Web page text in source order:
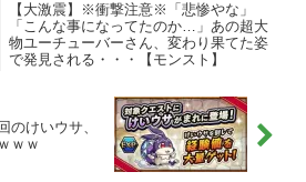
【大激震】※衝撃注意※「悲惨やな」
「こんな事になってたのか…」あの超大
物ユーチューバーさん、変わり果てた姿
で発見される・・・【モンスト】
けいウサ、
ｗｗ